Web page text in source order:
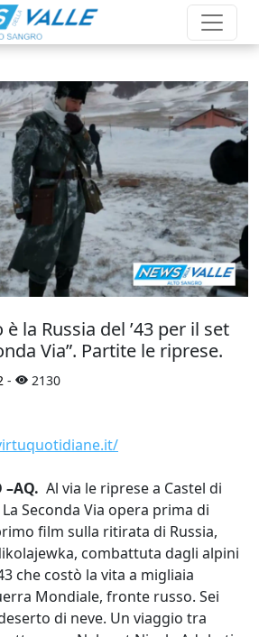
la Russia del ’43 per il set
Via”. Partite le riprese.
- 2130
–AQ. Al via le riprese a Castel di
La Seconda Via opera prima di
film sulla ritirata di Russia,
combattuta dagli alpini
che costò la vita a migliaia
Mondiale, fronte russo. Sei
di neve. Un viaggio tra